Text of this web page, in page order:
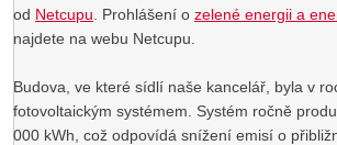
od Netcupu . Prohlášení o zelené energii a
najdete na webu Netcupu.
Budova, ve které sídlí naše kancelář, byla v
fotovoltaickým systémem. Systém ročně
000 kWh, což odpovídá snížení emisí o